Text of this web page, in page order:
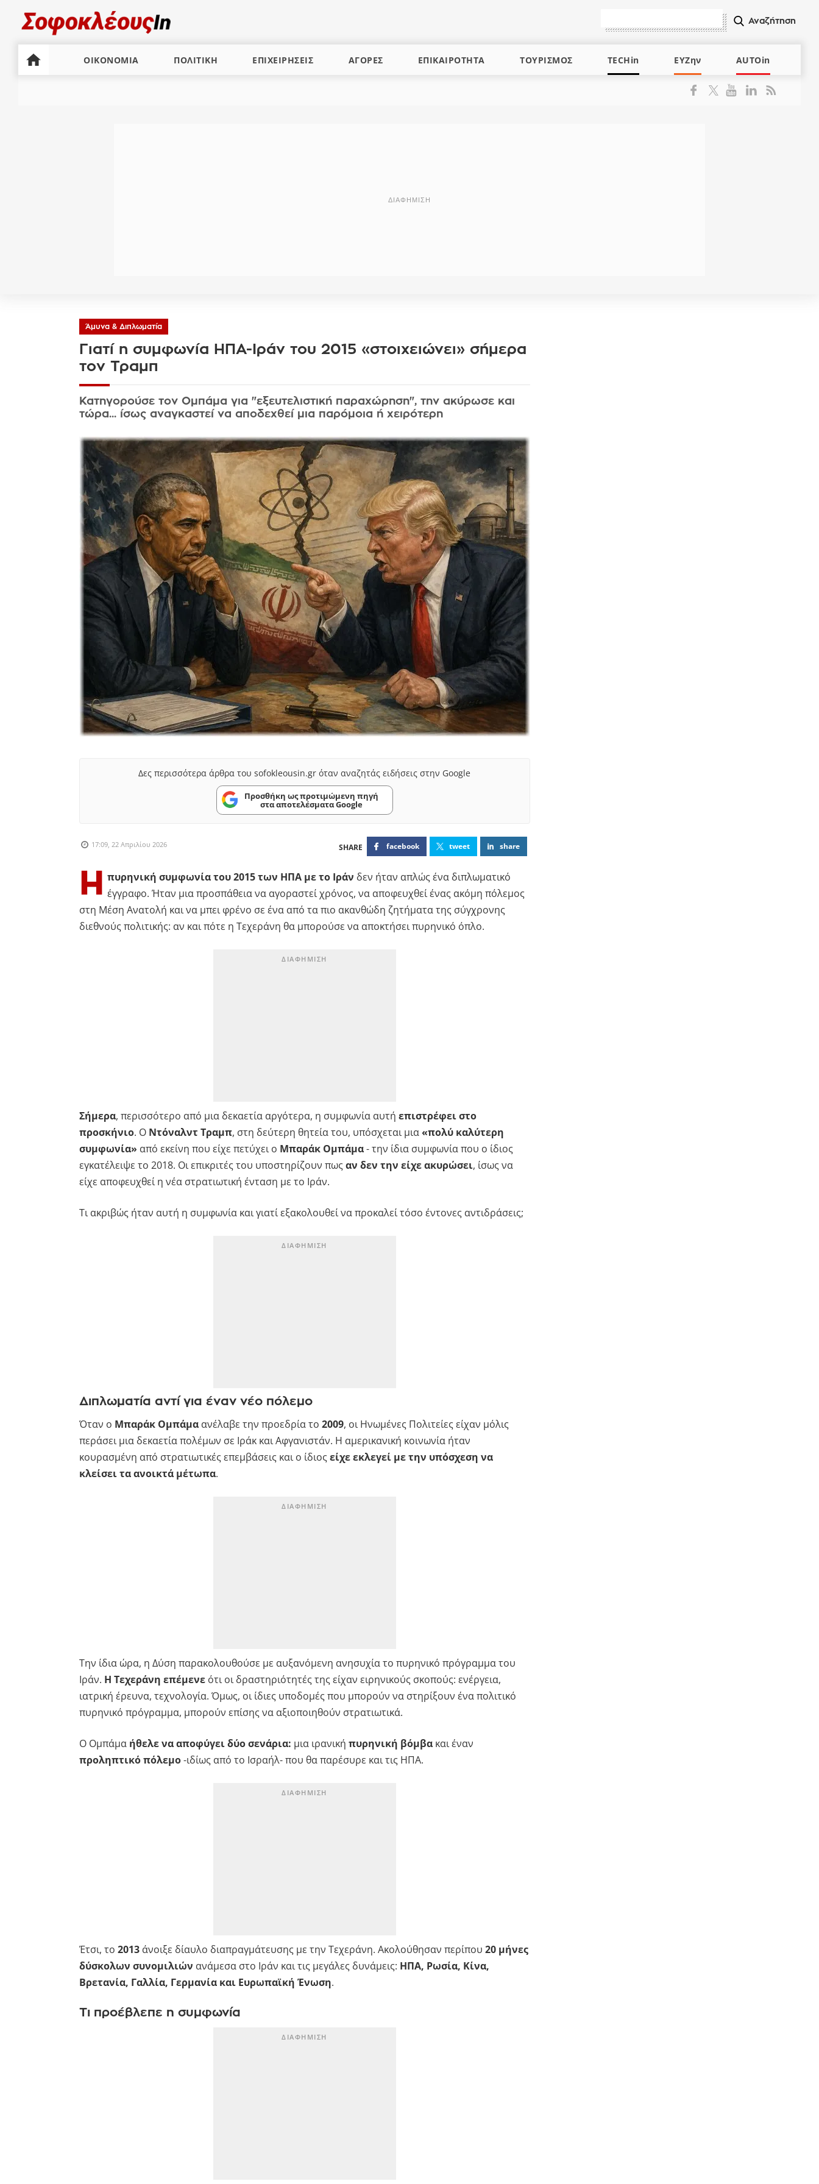
ΟΙΚΟΝΟΜΙΑ ΠΟΛΙΤΙΚΗ ΕΠΙΧΕΙΡΗΣΕΙΣ ΑΓΟΡΕΣ ΕΠΙΚΑΙΡΟΤΗΤΑ ΤΟΥΡΙΣΜΟΣ TECHin ΕΥΖην AUTOin
Άμυνα & Διπλωματία
Γιατί η συμφωνία ΗΠΑ-Ιράν του 2015 «στοιχειώνει» σήμερα
τον Τραμπ
Κατηγορούσε τον Ομπάμα για "εξευτελιστική παραχώρηση", την ακύρωσε και
τώρα... ίσως αναγκαστεί να αποδεχθεί μια παρόμοια ή χειρότερη
Δες περισσότερα άρθρα του sofokleousin.gr όταν αναζητάς ειδήσεις στην Google
Προσθήκη ως προτιμώμενη πηγή
στα αποτελέσματα Google
17:09, 22 Απριλίου 2026 facebook tweet share
Η πυρηνική συμφωνία του 2015 των ΗΠΑ με το Ιράν δεν ήταν απλώς ένα διπλωματικό
έγγραφο. Ήταν μια προσπάθεια να αγοραστεί χρόνος, να αποφευχθεί ένας ακόμη πόλεμος
στη Μέση Ανατολή και να μπει φρένο σε ένα από τα πιο ακανθώδη ζητήματα της σύγχρονης
διεθνούς πολιτικής: αν και πότε η Τεχεράνη θα μπορούσε να αποκτήσει πυρηνικό όπλο.
Σήμερα, περισσότερο από μια δεκαετία αργότερα, η συμφωνία αυτή επιστρέφει στο
προσκήνιο. Ο Ντόναλντ Τραμπ, στη δεύτερη θητεία του, υπόσχεται μια«πολύ καλύτερη
συμφωνία» από εκείνη που είχε πετύχει ο Μπαράκ Ομπάμα- την ίδια συμφωνία που ο ίδιος
εγκατέλειψε το 2018. Οι επικριτές του υποστηρίζουν πως αν δεν την είχε ακυρώσει, ίσως να
είχε αποφευχθεί η νέα στρατιωτική ένταση με το Ιράν.
Τι ακριβώς ήταν αυτή η συμφωνία και γιατί εξακολουθεί να προκαλεί τόσο έντονες αντιδράσεις;
Διπλωματία αντί για έναν νέο πόλεμο
Όταν ο Μπαράκ Ομπάμαανέλαβε την προεδρία το 2009, οι Ηνωμένες Πολιτείες είχαν μόλις
περάσει μια δεκαετία πολέμων σε Ιράκ και Αφγανιστάν. Η αμερικανική κοινωνία ήταν
κουρασμένη από στρατιωτικές επεμβάσεις και ο ίδιος είχε εκλεγεί με την υπόσχεση να
κλείσει τα ανοικτά μέτωπα.
Την ίδια ώρα, η Δύση παρακολουθούσε με αυξανόμενη ανησυχία το πυρηνικό πρόγραμμα του
Ιράν. Η Τεχεράνη επέμενεότι οι δραστηριότητές της είχαν ειρηνικούς σκοπούς: ενέργεια,
ιατρική έρευνα, τεχνολογία. Όμως, οι ίδιες υποδομές που μπορούν να στηρίξουν ένα πολιτικό
πυρηνικό πρόγραμμα, μπορούν επίσης να αξιοποιηθούν στρατιωτικά.
Ο Ομπάμα ήθελε να αποφύγει δύο σενάρια: μια ιρανική πυρηνική βόμβακαι έναν
προληπτικό πόλεμο-ιδίως από το Ισραήλ- που θα παρέσυρε και τις ΗΠΑ.
Έτσι, το 2013άνοιξε δίαυλο διαπραγμάτευσης με την Τεχεράνη. Ακολούθησαν περίπου 20 μήνες
δύσκολων συνομιλιών ανάμεσα στο Ιράν και τις μεγάλες δυνάμεις: ΗΠΑ, Ρωσία, Κίνα,
Βρετανία, Γαλλία, Γερμανία και Ευρωπαϊκή Ένωση.
Τι προέβλεπε η συμφωνία